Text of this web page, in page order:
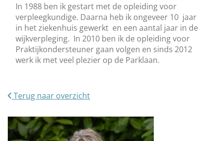
In 1988 ben ik gestart met de opleiding voor
verpleegkundige. Daarna heb ik ongeveer 10 jaar
in het ziekenhuis gewerkt en een aantal jaar in de
wijkverpleging. In 2010 ben ik de opleiding voor
Praktijkondersteuner gaan volgen en sinds 2012
werk ik met veel plezier op de Parklaan.
Terug naar overzicht